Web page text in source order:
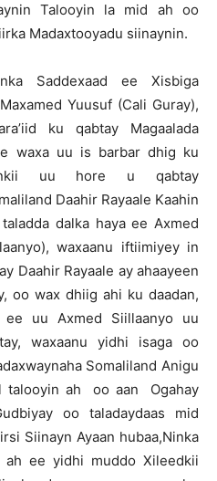
Talooyin la mid ah oo
Madaxtooyadu siinaynin.
Saddexaad ee Xisbiga
Yuusuf (Cali Guray),
ku qabtay Magaalada
waxa uu is barbar dhig ku
uu hore u qabtay
Daahir Rayaale Kaahin
dalka haya ee Axmed
waxaanu iftiimiyey in
Daahir Rayaale ay ahaayeen
oo wax dhiig ahi ku daadan,
ee uu Axmed Siillaanyo uu
waxaanu yidhi isaga oo
Somaliland Anigu
talooyin ah oo aan Ogahay
oo taladaydaas mid
Siinayn Ayaan hubaa,Ninka
ah ee yidhi muddo Xileedkii